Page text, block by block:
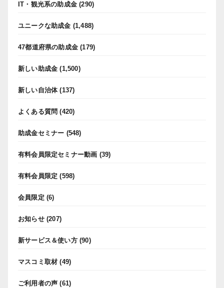
IT・観光系の助成金 (290)
ユニークな助成金 (1,488)
47都道府県の助成金 (179)
新しい助成金 (1,500)
新しい自治体(137)
よくある質問 (420)
助成金セミナー (548)
有料会員限定セミナー動画 (39)
有料会員限定 (598)
会員限定 (6)
お知らせ(207)
新サービス＆使い方(90)
マスコミ取材 (49)
ご利用者の声 (61)